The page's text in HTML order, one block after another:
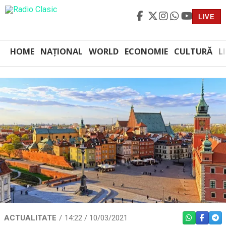
LIVE
HOME NAȚIONAL WORLD ECONOMIE CULTURĂ
ACTUALITATE 14:22 / 10/03/2021 WHATSAPP